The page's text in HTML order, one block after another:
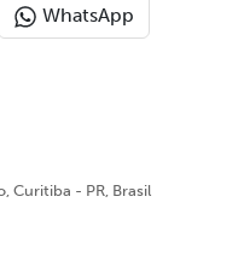
WhatsApp
Curitiba - PR, Brasil